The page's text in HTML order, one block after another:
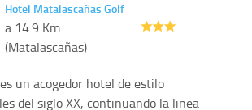
Hotel Matalascañas Golf
a 14.9 Km
(Matalascañas)
un acogedor hotel de estilo
del siglo XX, continuando la linea